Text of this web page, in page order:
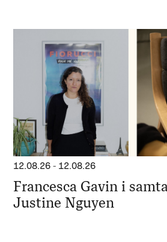
12.08.26 - 12.08.26
Francesca Gavin i
Justine Nguyen